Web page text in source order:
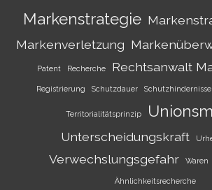
Markenstrategie
Markenverletzung
Patent Recherche Rechtsanwalt
Registrierung Schutzdauer Schutzhindernisse
Territorialitätsprinzip
Unterscheidungskraft
Verwechslungsgefahr Waren
Ähnlichkeitsrecherche